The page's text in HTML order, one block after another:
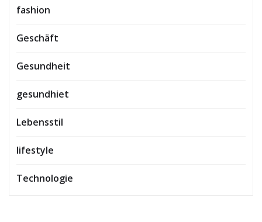
fashion
Geschäft
Gesundheit
gesundhiet
Lebensstil
lifestyle
Technologie